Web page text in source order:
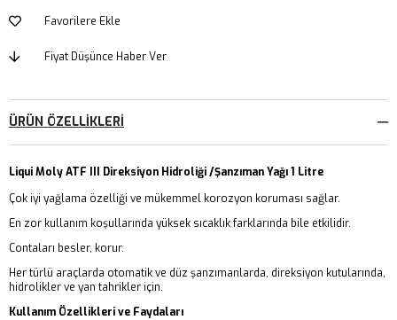
Favorilere Ekle
Fiyat Düşünce Haber Ver
ÜRÜN ÖZELLIKLERI
Liqui Moly ATF III Direksiyon Hidroliği /Şanzıman Yağı 1 Litre
Çok iyi yağlama özelliği ve mükemmel korozyon koruması sağlar.
En zor kullanım koşullarında yüksek sıcaklık farklarında bile etkilidir.
Contaları besler, korur.
Her türlü araçlarda otomatik ve düz şanzımanlarda, direksiyon kutularında,
hidrolikler ve yan tahrikler için.
Kullanım Özellikleri ve Faydaları